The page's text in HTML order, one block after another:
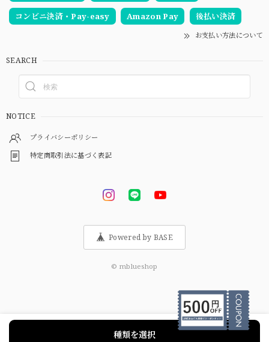
コンビニ決済・Pay-easy Amazon Pay 後払い決済
お支払い方法について
SEARCH
NOTICE
プライバシーポリシー
特定商取引法に基づく表記
Powered by BASE
© mblueshop
種類を選択